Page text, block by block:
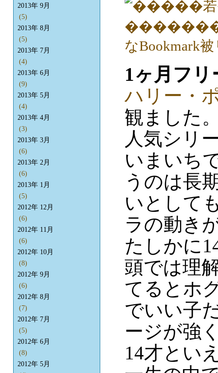
1ヶ月フ
ハリー・
観ました
人気シリ
いまいち
うのは長
いとして
ラの動き
たしかに
頭では理
てるとホ
でいい子
ージが強
14才とい
2013年 9月
(5)
2013年 8月
(5)
2013年 7月
(4)
2013年 6月
(9)
2013年 5月
(4)
2013年 4月
(3)
2013年 3月
(6)
2013年 2月
(6)
2013年 1月
(5)
2012年 12月
(6)
2012年 11月
(6)
2012年 10月
(8)
2012年 9月
(6)
2012年 8月
(7)
2012年 7月
(5)
2012年 6月
(8)
2012年 5月